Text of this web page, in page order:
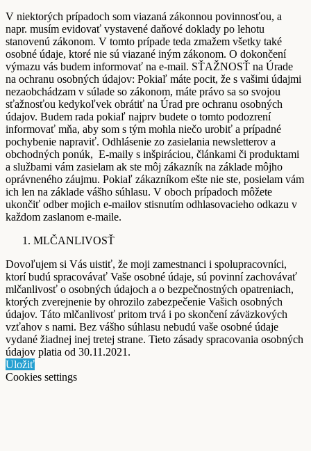
V niektorých prípadoch som viazaná zákonnou povinnosťou, a
napr. musím evidovať vystavené daňové doklady po lehotu
stanovenú zákonom. V tomto prípade teda zmažem všetky také
osobné údaje, ktoré nie sú viazané iným zákonom. O dokončení
výmazu vás budem informovať na e-mail. SŤAŽNOSŤ na Úrade
na ochranu osobných údajov: Pokiaľ máte pocit, že s vašimi údajmi
nezaobchádzam v súlade so zákonom, máte právo sa so svojou
sťažnosťou kedykoľvek obrátiť na Úrad pre ochranu osobných
údajov. Budem rada pokiaľ najprv budete o tomto podozrení
informovať mňa, aby som s tým mohla niečo urobiť a prípadné
pochybenie napraviť. Odhlásenie zo zasielania newsletterov a
obchodných ponúk, E-maily s inšpiráciou, článkami či produktami
a službami vám zasielam ak ste môj zákazník na základe môjho
oprávneného záujmu. Pokiaľ zákazníkom ešte nie ste, posielam vám
ich len na základe vášho súhlasu. V oboch prípadoch môžete
ukončiť odber mojich e-mailov stisnutím odhlasovacieho odkazu v
každom zaslanom e-maile.
MLČANLIVOSŤ
Dovoľujem si Vás uistiť, že moji zamestnanci i spolupracovníci,
ktorí budú spracovávať Vaše osobné údaje, sú povinní zachovávať
mlčanlivosť o osobných údajoch a o bezpečnostných opatreniach,
ktorých zverejnenie by ohrozilo zabezpečenie Vašich osobných
údajov. Táto mlčanlivosť pritom trvá i po skončení záväzkových
vzťahov s nami. Bez vášho súhlasu nebudú vaše osobné údaje
vydané žiadnej inej tretej strane. Tieto zásady spracovania osobných
údajov platia od 30.11.2021.
Uložiť
Cookies settings